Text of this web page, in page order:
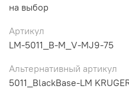
на выбор
Артикул
LM-5011_B-M_V-MJ9-75
Альтернативный артикул
5011_BlackBase-LM